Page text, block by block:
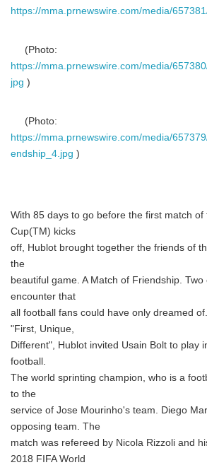
https://mma.prnewswire.com/media/
(Photo:
https://mma.prnewswire.com/media/
jpg )
(Photo:
https://mma.prnewswire.com/media/
endship_4.jpg )
With 85 days to go before the first match of
Cup(TM) kicks
off, Hublot brought together the friends of
the
beautiful game. A Match of Friendship.
encounter that
all football fans could have only dreamed
"First, Unique,
Different", Hublot invited Usain Bolt to play
football.
The world sprinting champion, who is a
to the
service of Jose Mourinho's team. Diego
opposing team. The
match was refereed by Nicola Rizzoli and
2018 FIFA World